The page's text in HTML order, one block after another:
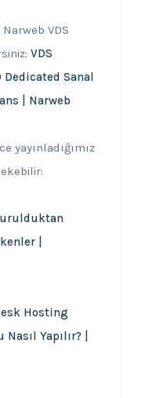
VDS
VDS
Sanal
| Narweb
yayınladığımız
|
Hosting
Yapılır? |